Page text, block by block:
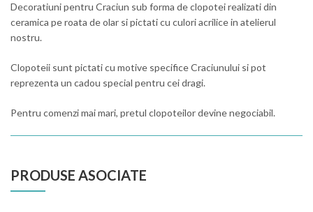
Decoratiuni pentru Craciun sub forma de clopotei realizati din
ceramica pe roata de olar si pictati cu culori acrilice in atelierul
nostru.
Clopoteii sunt pictati cu motive specifice Craciunului si pot
reprezenta un cadou special pentru cei dragi.
Pentru comenzi mai mari, pretul clopoteilor devine negociabil.
PRODUSE ASOCIATE